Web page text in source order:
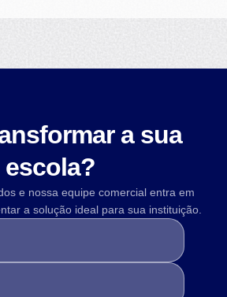
a sua
escola?
e nossa equipe comercial entra em
a solução ideal para sua instituição.